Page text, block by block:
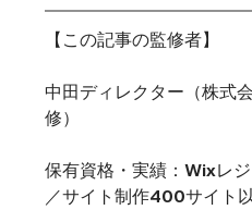
【この記事の監修者】
中田ディレクター（株式
修）
保有資格・実績：Wixレ
／サイト制作400サイト